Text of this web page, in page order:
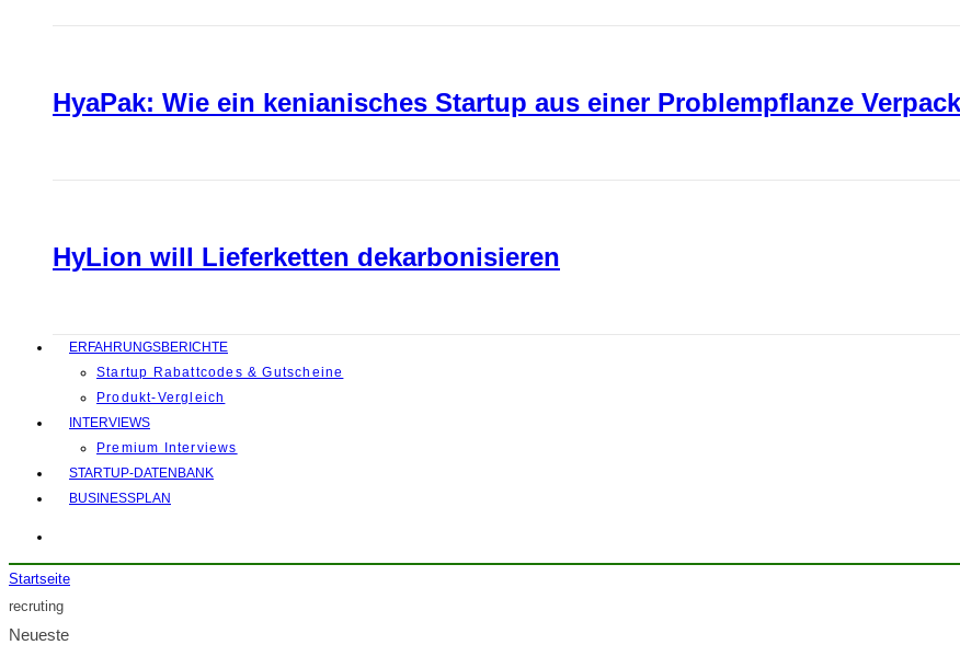
HyaPak: Wie ein kenianisches Startup aus einer Problempflanze
HyLion will Lieferketten dekarbonisieren
ERFAHRUNGSBERICHTE
Startup Rabattcodes & Gutscheine
Produkt-Vergleich
INTERVIEWS
Premium Interviews
STARTUP-DATENBANK
BUSINESSPLAN
Startseite
recruting
Neueste